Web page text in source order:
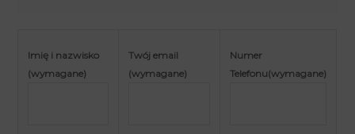
Imię i nazwisko
(wymagane)
Twój email
(wymagane)
Numer
Telefonu(wymagane)